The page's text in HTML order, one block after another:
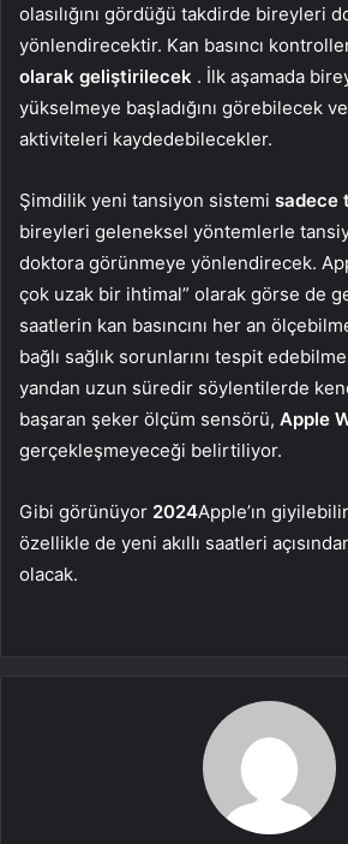
olasılığını gördüğü takdirde bireyleri
yönlendirecektir. Kan basıncı
olarak geliştirilecek . İlk aşamada
yükselmeye başladığını görebilecek
aktiviteleri kaydedebilecekler.
Şimdilik yeni tansiyon sistemi sadece
bireyleri geleneksel yöntemlerle
doktora görünmeye yönlendirecek.
çok uzak bir ihtimal” olarak görse de
saatlerin kan basıncını her an
bağlı sağlık sorunlarını tespit
yandan uzun süredir söylentilerde
başaran şeker ölçüm sensörü, Apple
gerçekleşmeyeceği belirtiliyor.
Gibi görünüyor 2024Apple’ın
özellikle de yeni akıllı saatleri
olacak.